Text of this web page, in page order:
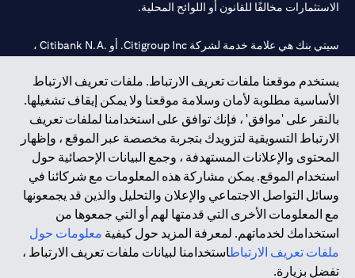
يستخدم موقعنا ملفات تعريف الارتباط. ملفات تعريف الارتباط
الأساسية مطلوبة لأمان وسلامة موقعنا ولا يمكن إيقاف تشغيلها.
بالنقر على 'موافق' ، فإنك توافق على استخدامنا لملفات تعريف
الارتباط التسويقية لتزويدك بتجربة مخصصة عبر الموقع ، وإظهار
المحتوى والإعلانات المستهدفة ، وجمع البيانات الإحصائية حول
استخدام الموقع. يمكن مشاركة هذه المعلومات مع شركائنا في
وسائل التواصل الاجتماعي والإعلان والتحليل والذين قد يجمعونها
مع المعلومات الأخرى التي قدمتها لهم أو التي جمعوها من
استخدامك لخدماتهم. لمعرفة المزيد حول كيفية معلومات حول
ملفات تعريف الارتباطاستخدامنا لبيانات ملفات تعريف الارتباط ،
تفضل بزيارة.
الاستثمارات مخالفًا للقانون أو اللوائح المحلية.
سيتي بنك هي علامة خدمة لشركة Citigroup Inc. أو .Citibank N.A ،
سيتي بنك إن. إيه. الإمارات مسجل لدى مصرف الإمارات المركزي تحت
أرقام التراخيص 202563 لفرع الوصل في دبي، 531989 لفرع مول
الإمارات في دبي، و CN-1002019 لفرع أبوظبي. هاتف: 4000 311 04.
فرع سيتي بنك إن إيه - الإمارات العربية المتحدة مرخص من مصرف
الإمارات العربية المتحدة المركزي كفرع لبنك أجنبي.
سيتي بنك إن إيه الإمارات العربية المتحدة مرخص من هيئة الأوراق المالية
والسلع في الإمارات العربية المتحدة ("SCA") للقيام بالنشاط المالي لـ أ)
الاستشارات المالية والتعريف والترويج بموجب ترخيص رقم
20200000097 ب) وسيط تداول في الأسواق الدولية بموجب ترخيص